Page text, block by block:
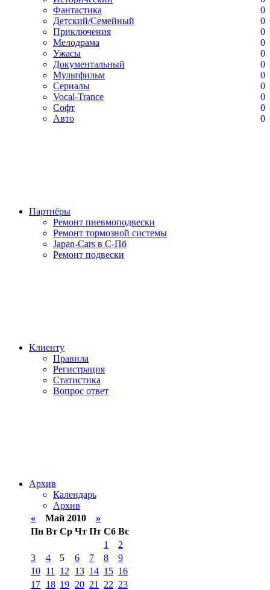
Фантастика
0
Детский/Семейный
0
Приключения
0
Мелодрама
0
Ужасы
0
Документальный
0
Мультфильм
0
Сериалы
0
Vocal-Trance
0
Софт
0
Авто
0
Партнёры
Ремонт пневмоподвески
Ремонт тормозной системы
Japan-Cars в С-Пб
Ремонт подвески
Клиенту
Правила
Регистрация
Статистика
Вопрос ответ
Архив
Календарь
Архив
« Май 2010 »
Пн Вт Ср Чт Пт Сб Вс
1
2
3
4 5 6 7 8
9
10 11 12 13 14 15 16
17 18 19 20 21 22 23